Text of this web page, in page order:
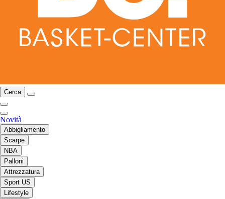
Cerca
Novità
Abbigliamento
Scarpe
NBA
Palloni
Attrezzatura
Sport US
Lifestyle